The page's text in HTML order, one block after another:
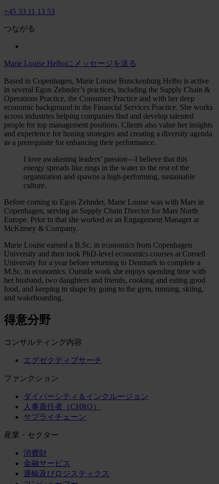
+45 33 11 13 53
つながる
Marie Louise Helboにメッセージを送る
Based in Copenhagen, Marie Louise Bunckenburg Helbo is active
in several Egon Zehnder’s practices, including the Supply Chain &
Operations Practice, the Consumer Practice and with her deep
economic background in the Financial Services Practice. She works
across industries helping companies find and develop talented
people for top management positions. Clients also value her insights
and experience for honing strategies and creating a diversity agenda
as a prerequisite for enhancing their performance.
I love awakening leaders’ passion―I believe that this
energy spreads like rings in the water to the rest of the
organization and spawns a high-performing, sustainable
culture.
Before coming to Egon Zehnder, Marie Louise was with Mars in
Copenhagen, serving as Supply Chain Director for Mars North
Europe. Prior to that she worked as an Engagement Manager at
McKinsey & Company.
Marie Louise earned a B.Sc. in economics from Copenhagen
University and then took PhD-level economics courses at Cornell
University for a year before returning to Denmark to complete a
M.Sc. in economics. Outside work she enjoys spending time with
her husband, two daughters and friends, cooking and eating good
food, and keeping in shape by going to the gym, running, skiing,
and wakeboarding.
得意分野
コンサルティング内容
エグゼクティブサーチ
ファンクション
ダイバーシティ＆インクルージョン
人事責任者（CHRO）
サプライチェーン
産業・セクター
消費財
金融サービス
運輸及びロジスティクス